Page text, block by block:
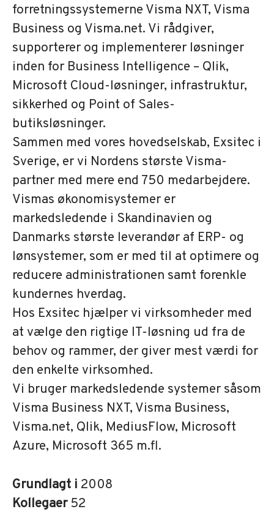
forretningssystemerne Visma NXT, Visma
Business og Visma.net. Vi rådgiver,
supporterer og implementerer løsninger
inden for Business Intelligence – Qlik,
Microsoft Cloud-løsninger, infrastruktur,
sikkerhed og Point of Sales-
butiksløsninger.
Sammen med vores hovedselskab, Exsitec i
Sverige, er vi Nordens største Visma-
partner med mere end 750 medarbejdere.
Vismas økonomisystemer er
markedsledende i Skandinavien og
Danmarks største leverandør af ERP- og
lønsystemer, som er med til at optimere og
reducere administrationen samt forenkle
kundernes hverdag.
Hos Exsitec hjælper vi virksomheder med
at vælge den rigtige IT-løsning ud fra de
behov og rammer, der giver mest værdi for
den enkelte virksomhed.
Vi bruger markedsledende systemer såsom
Visma Business NXT, Visma Business,
Visma.net, Qlik, MediusFlow, Microsoft
Azure, Microsoft 365 m.fl.
Grundlagt i 2008
Kollegaer 52